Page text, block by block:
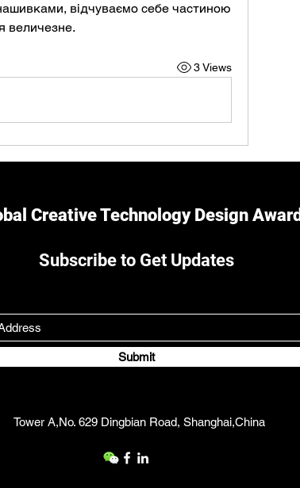
відчуваємо себе частиною
величезне.
3 Views
Creative Technology Design Award
Subscribe to Get Updates
Submit
Tower A,No. 629 Dingbian Road, Shanghai,China